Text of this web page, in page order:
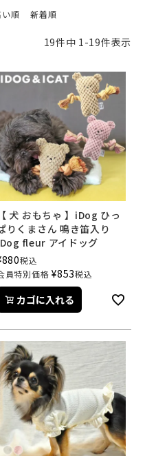
順 新着順
19件中 1 -19件表示
【 犬 おもちゃ 】iDog ひっ
りくまさん 鳴き笛入り
fleur アイドッグ
880税込
員特別価格 ¥853税込
カゴに入れる